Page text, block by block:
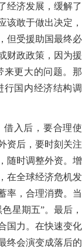
经济发展，缓解了
该敢于做出决定，
但受援助国最终必
财政政策，因为援
来更大的问题。那
行国内经济结构调
入后，要合理使
资后，要时刻关注
随时调整外资。增
在全球经济危机发
率，合理消费。当
星期五”。最后，
国力。在快速变化
终会演变成落后的